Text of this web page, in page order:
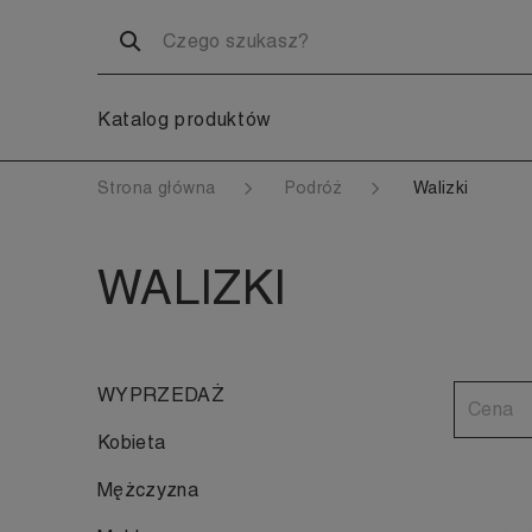
Katalog produktów
Strona główna Podróż Walizki
WALIZKI
WYPRZEDAŻ
Kobieta
Mężczyzna
Cena